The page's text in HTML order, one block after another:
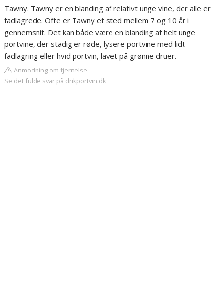
Tawny. Tawny er en blanding af relativt unge vine, der alle er
fadlagrede. Ofte er Tawny et sted mellem 7 og 10 år i
gennemsnit. Det kan både være en blanding af helt unge
portvine, der stadig er røde, lysere portvine med lidt
fadlagring eller hvid portvin, lavet på grønne druer.
Anmodning om fjernelse
Se det fulde svar på drikportvin.dk